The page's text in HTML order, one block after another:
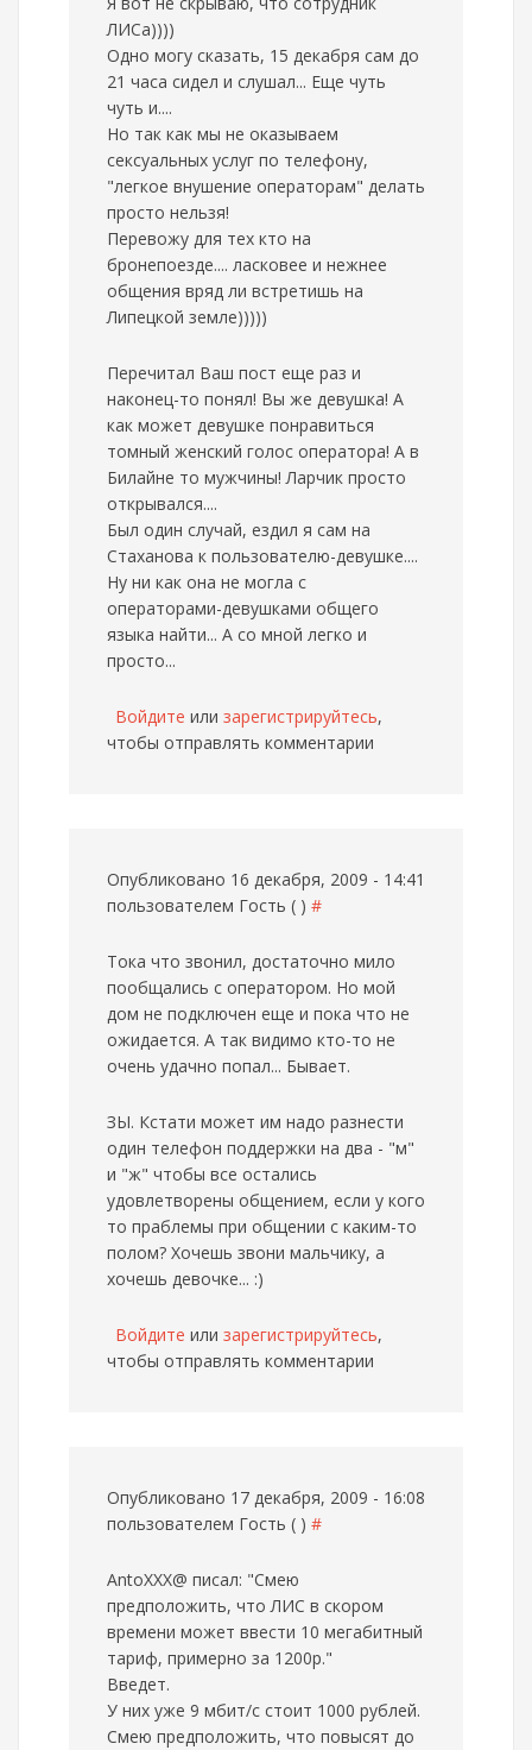
ЛИСа))))
Одно могу сказать, 15 декабря сам до
21 часа сидел и слушал... Еще чуть
чуть и....
Но так как мы не оказываем
сексуальных услуг по телефону,
"легкое внушение операторам" делать
просто нельзя!
Перевожу для тех кто на
бронепоезде.... ласковее и нежнее
общения вряд ли встретишь на
Липецкой земле)))))
Перечитал Ваш пост еще раз и
наконец-то понял! Вы же девушка! А
как может девушке понравиться
томный женский голос оператора! А в
Билайне то мужчины! Ларчик просто
открывался....
Был один случай, ездил я сам на
Стаханова к пользователю-девушке....
Ну ни как она не могла с
операторами-девушками общего
языка найти... А со мной легко и
просто...
Войдите или зарегистрируйтесь,
чтобы отправлять комментарии
Опубликовано 16 декабря, 2009 - 14:41
пользователем Гость ( ) #
Тока что звонил, достаточно мило
пообщались с оператором. Но мой
дом не подключен еще и пока что не
ожидается. А так видимо кто-то не
очень удачно попал... Бывает.
ЗЫ. Кстати может им надо разнести
один телефон поддержки на два - "м"
и "ж" чтобы все остались
удовлетворены общением, если у кого
то праблемы при общении с каким-то
полом? Хочешь звони мальчику, а
хочешь девочке... :)
Войдите или зарегистрируйтесь,
чтобы отправлять комментарии
Опубликовано 17 декабря, 2009 - 16:08
пользователем Гость ( ) #
AntoXXX@ писал: "Смею
предположить, что ЛИС в скором
времени может ввести 10 мегабитный
тариф, примерно за 1200р."
Введет.
У них уже 9 мбит/с стоит 1000 рублей.
Смею предположить, что повысят до